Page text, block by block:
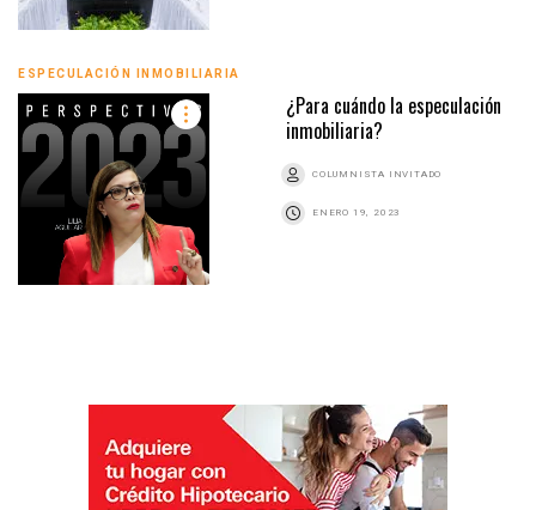
ESPECULACIÓN INMOBILIARIA
¿Para cuándo la especulación
inmobiliaria?
COLUMNISTA INVITADO
ENERO 19, 2023